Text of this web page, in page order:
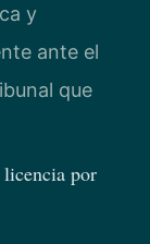
y
ante el
que
licencia por